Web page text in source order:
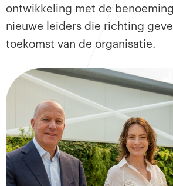
ontwikkeling met de
nieuwe leiders die richting
toekomst van de organisatie.